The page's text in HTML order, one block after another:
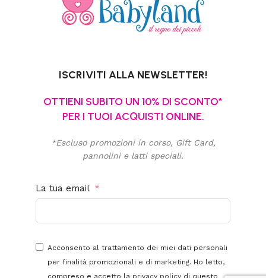
ISCRIVITI ALLA NEWSLETTER!
OTTIENI SUBITO UN 10% DI SCONTO*
PER I TUOI ACQUISTI ONLINE.
*Escluso promozioni in corso, Gift Card,
pannolini e latti speciali.
La tua email
Acconsento al trattamento dei miei dati personali
per finalità promozionali e di marketing. Ho letto,
compreso e accetto la privacy policy di questo